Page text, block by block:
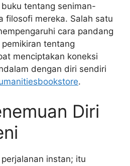
tentang seniman-
filosofi mereka. Salah satu
cara pandang
tentang
menciptakan koneksi
dengan diri sendiri
.
Diri
instan; itu